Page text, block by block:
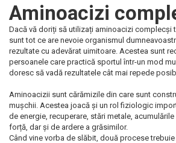
Aminoacizi
Dacă vă doriți să utilizați aminoacizi complecși
sunt tot ce are nevoie organismul
rezultate cu adevărat uimitoare. Acestea sunt
persoanele care practică sportul într-un mod
doresc să vadă rezultatele cât mai repede
Aminoacizii sunt cărămizile din care sunt
mușchii. Acestea joacă și un rol fiziologic
de energie, recuperare, stări metale,
forță, dar și de ardere a grăsimilor.
Când vine vorba de slăbit, două procese